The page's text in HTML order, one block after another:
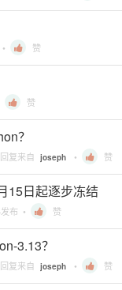
赞
赞
？
复来自 joseph • 赞
15日起逐步冻结
发布 • 赞
3.13？
复来自 joseph • 赞